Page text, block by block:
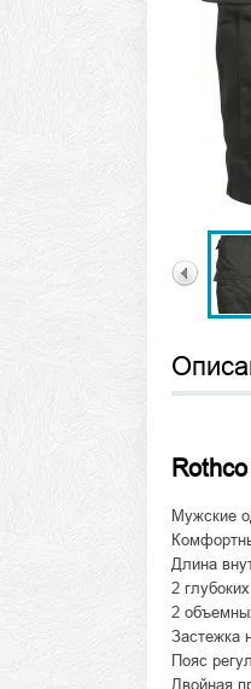
Мужские
Длина
2
2
Застежка
Пояс
Двойная